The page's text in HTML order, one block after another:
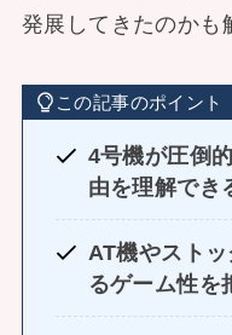
発展してきたのかも
この記事のポイント
4号機が圧倒
由を理解でき
AT機やスト
るゲーム性を